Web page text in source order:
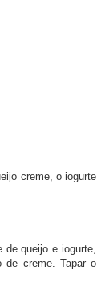
creme, o iogurte
queijo e iogurte,
de creme. Tapar o